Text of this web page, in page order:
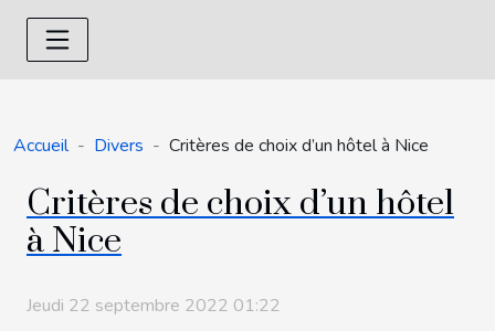
Accueil Divers Critères de choix d’un hôtel à Nice
Critères de choix d’un hôtel
à Nice
Jeudi 22 septembre 2022 01:22